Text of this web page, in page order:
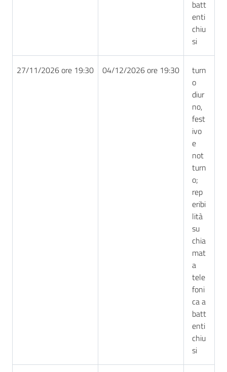
batt
enti
chiu
si
27/11/2026 ore 19:30 04/12/2026 ore 19:30
turn
o
diur
no,
fest
ivo
e
not
turn
o;
rep
eribi
lità
su
chia
mat
a
tele
foni
ca a
batt
enti
chiu
si